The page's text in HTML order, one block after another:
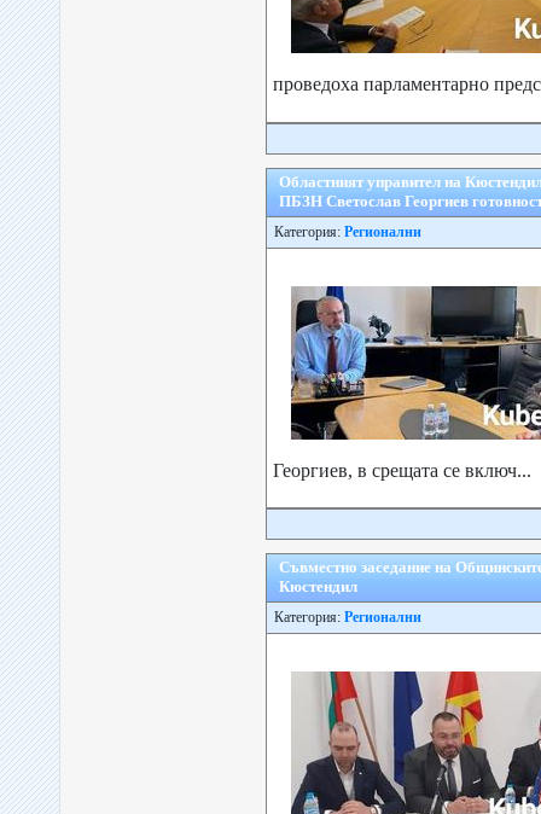
проведоха парламентарно
Областният управител на
ПБЗН Светослав Георгиев
Категория: Регионални
Георгиев, в срещата се включ...
Съвместно заседание на
Кюстендил
Категория: Регионални